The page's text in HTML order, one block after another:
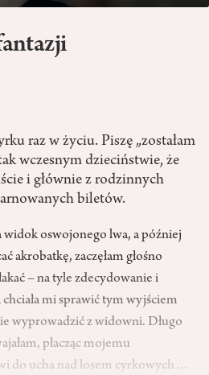
raz w życiu. Piszę „zostałam
wczesnym dzieciństwie, że
i głównie z rodzinnych
biletów.
widok oswojonego lwa, a później
akrobatkę, zaczęłam głośno
– na tyle zdecydowanie i
mi sprawić tym wyjściem
wyprowadzić z widowni. Długo
płacząc mojemu
do ucha nad losem cyrkowych…